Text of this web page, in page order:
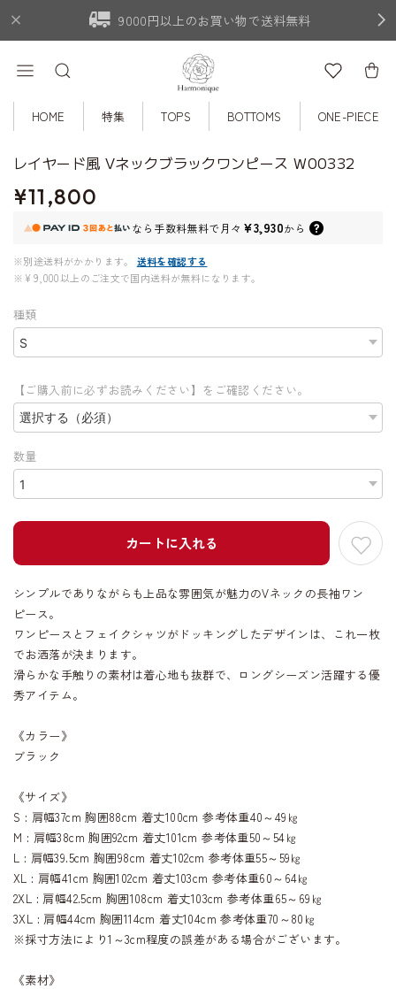
9000円以上のお買い物で送料無料
HOME 特集 TOPS BOTTOMS ONE-PIECE
レイヤード風 Vネックブラックワンピース W00332
¥11,800
なら 手数料無料で月々 ¥3,930から
※別途送料がかかります。
送料を確認する
※¥9,000以上のご注文で国内送料が無料になります。
種類
【ご購入前に必ずお読みください】をご確認ください。
数量
カートに入れる
シンプルでありながらも上品な雰囲気が魅力のVネックの長袖ワン
ピース。
ワンピースとフェイクシャツがドッキングしたデザインは、これ一枚
でお洒落が決まります。
滑らかな手触りの素材は着心地も抜群で、ロングシーズン活躍する優
秀アイテム。
《カラー》
ブラック
《サイズ》
S : 肩幅37cm 胸囲88cm 着丈100cm 参考体重40～49㎏
M : 肩幅38cm 胸囲92cm 着丈101cm 参考体重50～54㎏
L : 肩幅39.5cm 胸囲98cm 着丈102cm 参考体重55～59㎏
XL : 肩幅41cm 胸囲102cm 着丈103cm 参考体重60～64㎏
2XL : 肩幅42.5cm 胸囲108cm 着丈103cm 参考体重65～69㎏
3XL : 肩幅44cm 胸囲114cm 着丈104cm 参考体重70～80㎏
※採寸方法により1～3cm程度の誤差がある場合がございます。
《素材》